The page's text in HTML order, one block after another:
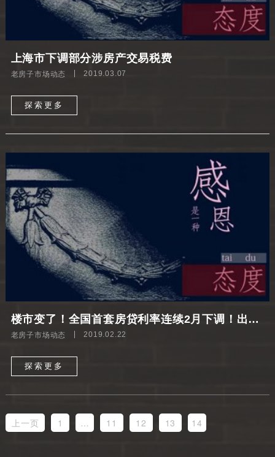
上海市下调部分涉房产交易税费
老房子市场动态 2019.03.07
探索更多
楼市变了！全国首套房贷利率连续2月下调！出手吗？
老房子市场动态 2019.02.22
探索更多
上一页 1 … 11 12 13 14